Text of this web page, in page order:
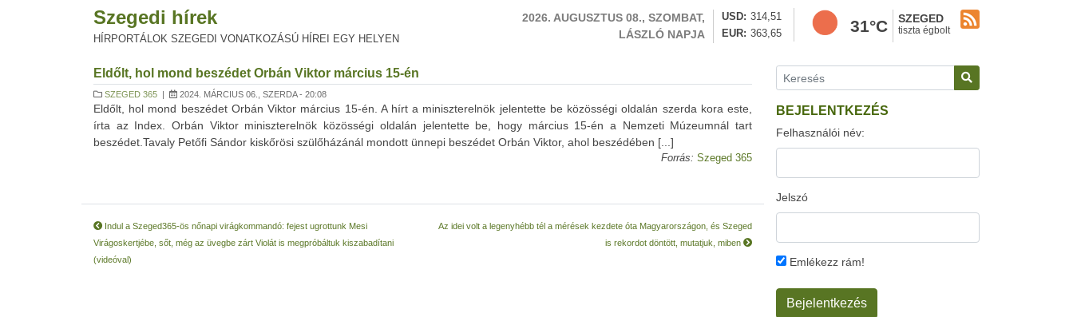
Szegedi hírek
HÍRPORTÁLOK SZEGEDI VONATKOZÁSÚ HÍREI EGY HELYEN
2026. AUGUSZTUS 08., SZOMBAT,
LÁSZLÓ NAPJA
USD
314,51
EUR
363,65 31°C SZEGED
tiszta égbolt
Eldőlt, hol mond beszédet Orbán Viktor március 15-én
SZEGED 365 | 2024. MÁRCIUS 06., SZERDA - 20:08
Eldőlt, hol mond beszédet Orbán Viktor március 15-én. A hírt a miniszterelnök jelentette be közösségi oldalán szerda kora este,
írta az Index. Orbán Viktor miniszterelnök közösségi oldalán jelentette be, hogy március 15-én a Nemzeti Múzeumnál tart
beszédet.Tavaly Petőfi Sándor kiskőrösi szülőházánál mondott ünnepi beszédet Orbán Viktor, ahol beszédében [...]
Forrás: Szeged 365
Indul a Szeged365-ös nőnapi virágkommandó: fejest ugrottunk Mesi
Virágoskertjébe, sőt, még az üvegbe zárt Violát is megpróbáltuk kiszabadítani
(videóval)
Az idei volt a legenyhébb tél a mérések kezdete óta Magyarországon, és Szeged
is rekordot döntött, mutatjuk, miben
BEJELENTKEZÉS
Felhasználói név:
Jelszó
Emlékezz rám!